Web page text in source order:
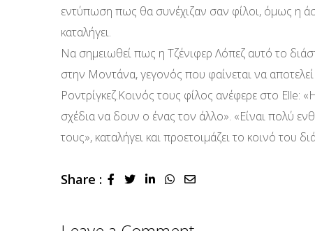
εντύπωση πως θα συνέχιζαν σαν φίλοι, όμως η
καταλήγει.
Να σημειωθεί πως η Τζένιφερ Λόπεζ αυτό το
στην Μοντάνα, γεγονός που φαίνεται να
Ροντρίγκεζ.Κοινός τους φίλος ανέφερε στο Elle:
σχέδια να δουν ο ένας τον άλλο». «Είναι πολύ
τους», καταλήγει και προετοιμάζει το κοινό του
Share : LinkedInWhatsapp
Share